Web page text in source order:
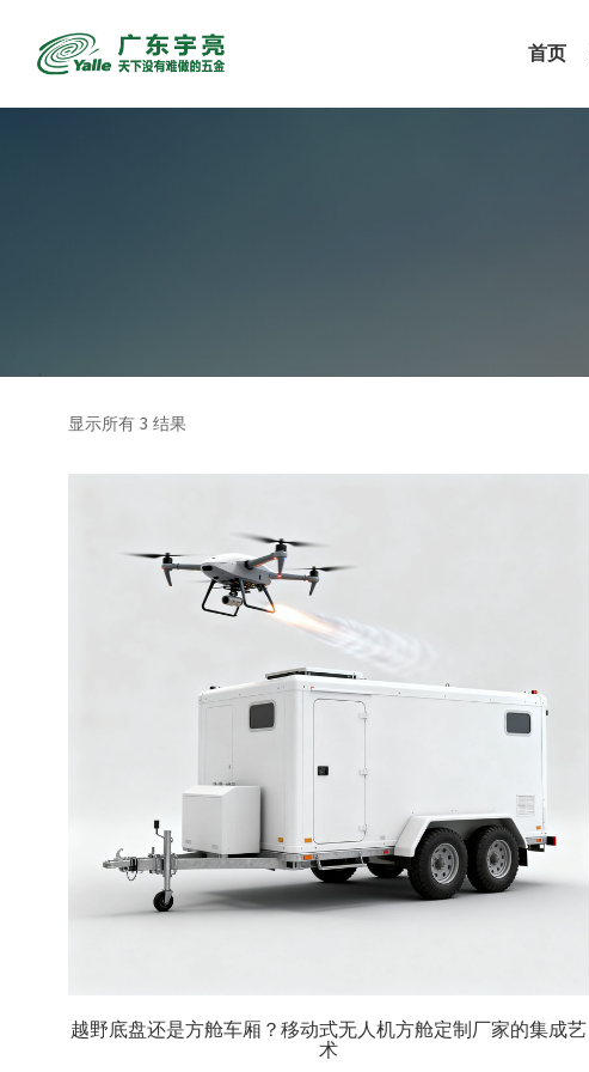
首页
显示所有 3 结果
越野底盘还是方舱车厢？移动式无人机方舱定制厂家的集成艺
术